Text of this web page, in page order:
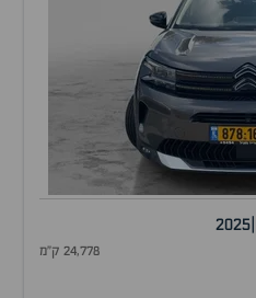
2025
24,778 ק"מ